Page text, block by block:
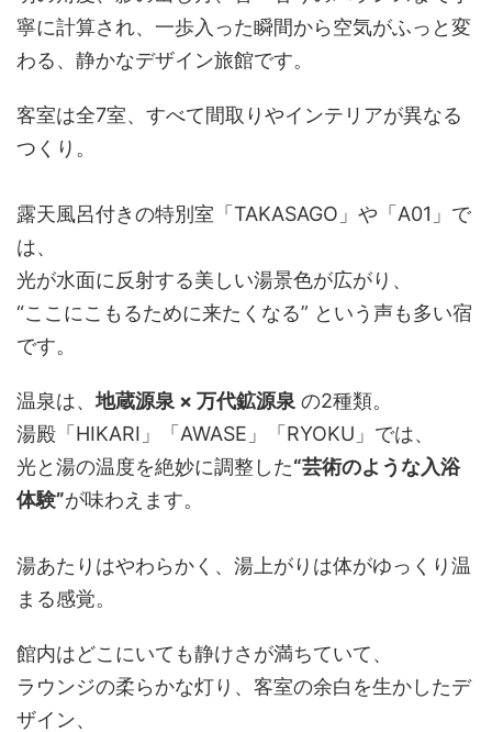
寧に計算され、一歩入った瞬間から空気がふっと変
わる、静かなデザイン旅館です。
客室は全7室、すべて間取りやインテリアが異なる
つくり。
露天風呂付きの特別室「TAKASAGO」や「A01」で
は、
光が水面に反射する美しい湯景色が広がり、
“ここにこもるために来たくなる” という声も多い宿
です。
温泉は、地蔵源泉 × 万代鉱源泉 の2種類。
湯殿「HIKARI」「AWASE」「RYOKU」では、
光と湯の温度を絶妙に調整した“芸術のような入浴
体験”が味わえます。
湯あたりはやわらかく、湯上がりは体がゆっくり温
まる感覚。
館内はどこにいても静けさが満ちていて、
ラウンジの柔らかな灯り、客室の余白を生かしたデ
ザイン、